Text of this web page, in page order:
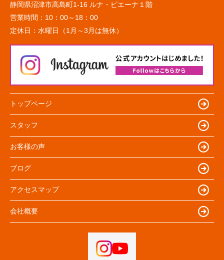
静岡県沼津市高島町1-16 ルナ・ピエーナ１階
営業時間： 10：00～18：00
定休日： 水曜日（1月～3月は無休）
トップページ
スタッフ
お客様の声
ブログ
アクセスマップ
会社概要